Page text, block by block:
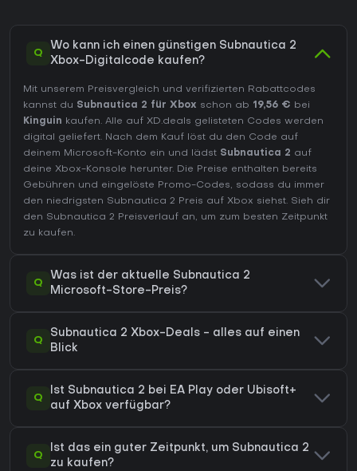
Q
Wo kann ich einen günstigen Subnautica 2
Xbox-Digitalcode kaufen?
Mit unserem Preisvergleich und verifizierten Rabattcodes
kannst du Subnautica 2 für Xbox schon ab 19,56 € bei
Kinguin kaufen. Alle auf XD.deals gelisteten Codes werden
digital geliefert. Nach dem Kauf löst du den Code auf
deinem Microsoft-Konto ein und lädst Subnautica 2 auf
deine Xbox-Konsole herunter. Die Preise enthalten bereits
Gebühren und eingelöste Promo-Codes, sodass du immer
den niedrigsten Subnautica 2 Preis auf Xbox siehst. Sieh dir
den Subnautica 2 Preisverlauf an, um zum besten Zeitpunkt
zu kaufen.
Q
Was ist der aktuelle Subnautica 2
Microsoft-Store-Preis?
Q
Subnautica 2 Xbox-Deals - alles auf einen
Blick
Q
Ist Subnautica 2 bei EA Play oder Ubisoft+
auf Xbox verfügbar?
Q
Ist das ein guter Zeitpunkt, um Subnautica 2
zu kaufen?